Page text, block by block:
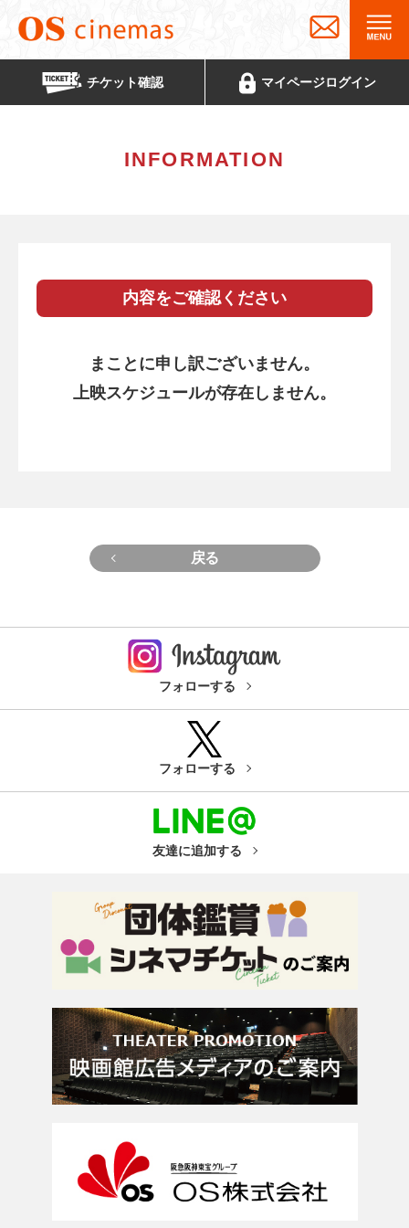
チケット確認 マイページログイン
INFORMATION
内容をご確認ください
まことに申し訳ございません。
上映スケジュールが存在しません。
戻る
フォローする
フォローする
友達に追加する